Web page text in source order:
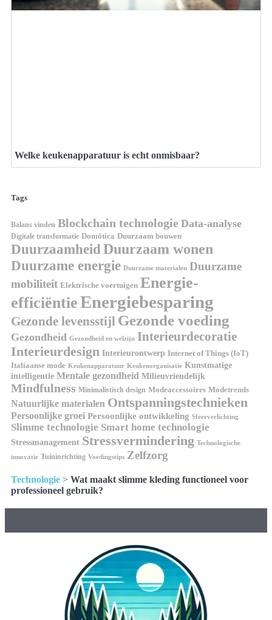
Welke keukenapparatuur is echt onmisbaar?
Tags
Balans vinden Blockchain technologie Data-analyse
Digitale transformatie Domótica Duurzaam bouwen
Duurzaamheid Duurzaam wonen
Duurzame energie Duurzame materialen Duurzame
mobiliteit Elektrische voertuigen Energie-
efficiëntieEnergiebesparing
Gezonde levensstijl Gezonde voeding
Gezondheid Gezondheid en welzijn Interieurdecoratie
Interieurdesign Interieurontwerp Internet of Things (IoT)
Italiaanse mode Keukenapparatuur Keukenorganisatie Kunstmatige
intelligentie Mentale gezondheid Milieuvriendelijk
Mindfulness Minimalistisch design Modeaccessoires Modetrends
Natuurlijke materialen Ontspanningstechnieken
Persoonlijke groei Persoonlijke ontwikkeling Sfeerverlichting
Slimme technologie Smart home technologie
Stressmanagement Stressvermindering Technologische
innovatie Tuininrichting Voedingstips Zelfzorg
Technologie > Wat maakt slimme kleding functioneel voor
professioneel gebruik?